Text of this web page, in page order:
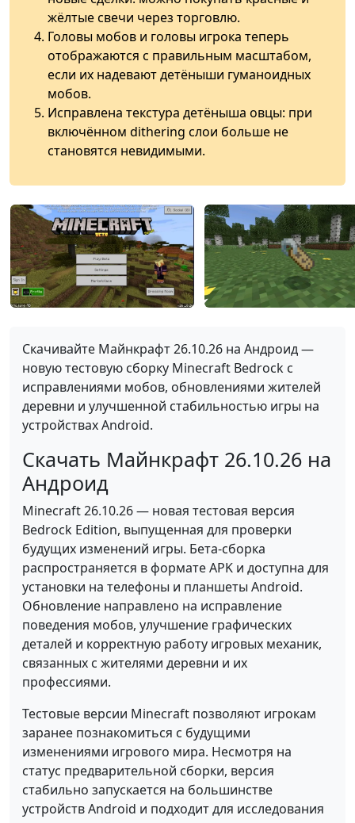
жёлтые свечи через торговлю.
Головы мобов и головы игрока теперь
отображаются с правильным масштабом,
если их надевают детёныши гуманоидных
мобов.
Исправлена текстура детёныша овцы: при
включённом dithering слои больше не
становятся невидимыми.
Скачивайте Майнкрафт 26.10.26 на Андроид —
новую тестовую сборку Minecraft Bedrock с
исправлениями мобов, обновлениями жителей
деревни и улучшенной стабильностью игры на
устройствах Android.
Скачать Майнкрафт 26.10.26 на
Андроид
Minecraft 26.10.26 — новая тестовая версия
Bedrock Edition, выпущенная для проверки
будущих изменений игры. Бета-сборка
распространяется в формате APK и доступна для
установки на телефоны и планшеты Android.
Обновление направлено на исправление
поведения мобов, улучшение графических
деталей и корректную работу игровых механик,
связанных с жителями деревни и их
профессиями.
Тестовые версии Minecraft позволяют игрокам
заранее познакомиться с будущими
изменениями игрового мира. Несмотря на
статус предварительной сборки, версия
стабильно запускается на большинстве
устройств Android и подходит для исследования